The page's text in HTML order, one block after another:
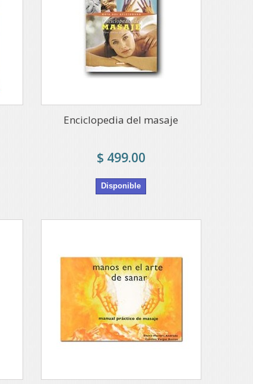
Enciclopedia del masaje
$ 499.00
Disponible